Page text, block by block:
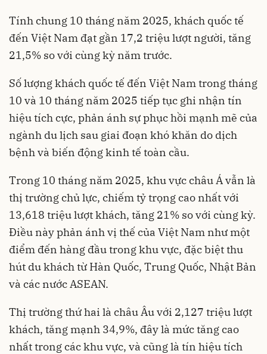
Tính chung 10 tháng năm 2025, khách quốc tế
đến Việt Nam đạt gần 17,2 triệu lượt người, tăng
21,5% so với cùng kỳ năm trước.
Số lượng khách quốc tế đến Việt Nam trong tháng
10 và 10 tháng năm 2025 tiếp tục ghi nhận tín
hiệu tích cực, phản ánh sự phục hồi mạnh mẽ của
ngành du lịch sau giai đoạn khó khăn do dịch
bệnh và biến động kinh tế toàn cầu.
Trong 10 tháng năm 2025, khu vực châu Á vẫn là
thị trường chủ lực, chiếm tỷ trọng cao nhất với
13,618 triệu lượt khách, tăng 21% so với cùng kỳ.
Điều này phản ánh vị thế của Việt Nam như một
điểm đến hàng đầu trong khu vực, đặc biệt thu
hút du khách từ Hàn Quốc, Trung Quốc, Nhật Bản
và các nước ASEAN.
Thị trường thứ hai là châu Âu với 2,127 triệu lượt
khách, tăng mạnh 34,9%, đây là mức tăng cao
nhất trong các khu vực, và cũng là tín hiệu tích